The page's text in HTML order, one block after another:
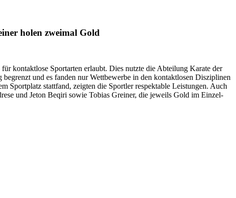
holen zweimal Gold
kontaktlose Sportarten erlaubt. Dies nutzte die Abteilung Karate der
und es fanden nur Wettbewerbe in den kontaktlosen Disziplinen
Sportplatz stattfand, zeigten die Sportler respektable Leistungen. Auch
und Jeton Beqiri sowie Tobias Greiner, die jeweils Gold im Einzel-